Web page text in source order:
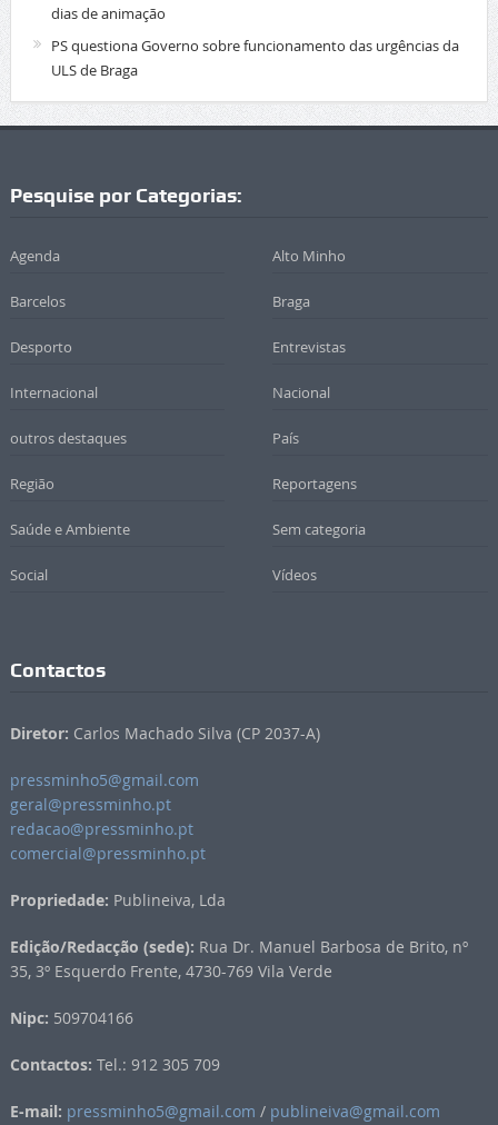
dias de animação
PS questiona Governo sobre funcionamento das urgências da
ULS de Braga
Pesquise por Categorias:
Agenda Alto Minho
Barcelos Braga
Desporto Entrevistas
Internacional Nacional
outros destaques País
Região Reportagens
Saúde e Ambiente Sem categoria
Social Vídeos
Contactos
Diretor: Carlos Machado Silva (CP 2037-A)
pressminho5@gmail.com
geral@pressminho.pt
redacao@pressminho.pt
comercial@pressminho.pt
Propriedade: Publineiva, Lda
Edição/Redacção (sede): Rua Dr. Manuel Barbosa de Brito, nº
35, 3º Esquerdo Frente, 4730-769 Vila Verde
Nipc: 509704166
Contactos: Tel.: 912 305 709
E-mail: pressminho5@gmail.com / publineiva@gmail.com